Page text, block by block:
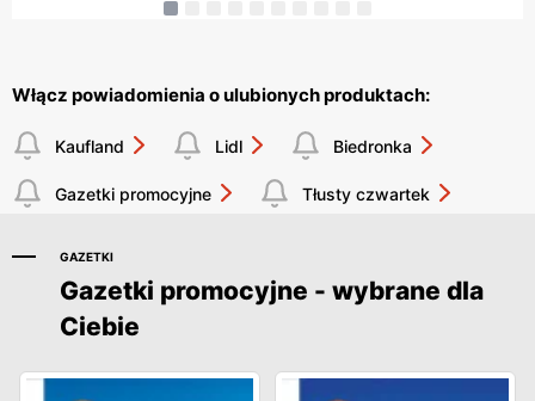
Włącz powiadomienia o ulubionych produktach:
Kaufland Lidl Biedronka
Gazetki promocyjne Tłusty czwartek
GAZETKI
Gazetki promocyjne - wybrane dla
Ciebie